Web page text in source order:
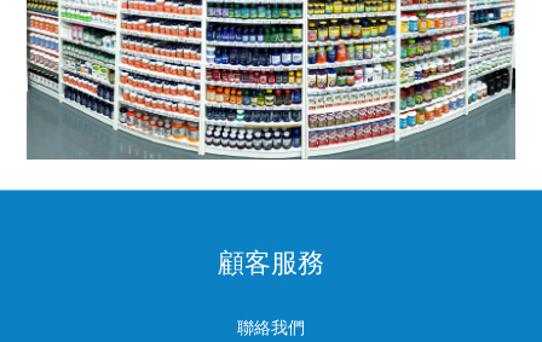
顧客服務
聯絡我們